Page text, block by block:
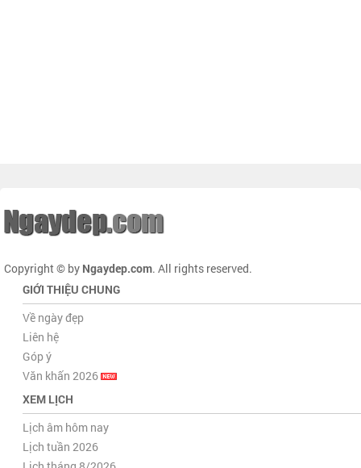
Copyright © by Ngaydep.com. All rights reserved.
GIỚI THIỆU CHUNG
Về ngày đẹp
Liên hệ
Góp ý
Văn khấn 2026
XEM LỊCH
Lịch âm hôm nay
Lịch tuần 2026